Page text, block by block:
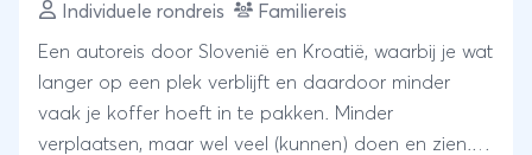
Individuele rondreis
Familiereis
Een autoreis door Slovenië en Kroatië, waarbij je wat
langer op een plek verblijft en daardoor minder
vaak je koffer hoeft in te pakken. Minder
verplaatsen, maar wel veel (kunnen) doen en zien.